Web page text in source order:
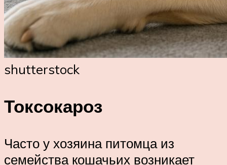
shutterstock
Токсокароз
Часто у хозяина питомца из
семейства кошачьих возникает